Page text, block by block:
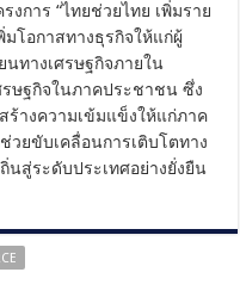
การ “ไทยช่วยไทย เพิ่มราย
โอกาสทางธุรกิจให้แก่ผู้
นทางเศรษฐกิจภายใน
ษฐกิจในภาคประชาชน ซึ่ง
ร้างความเข้มแข็งให้แก่ภาค
วยขับเคลื่อนการเติบโตทาง
นสู่ระดับประเทศอย่างยั่งยืน